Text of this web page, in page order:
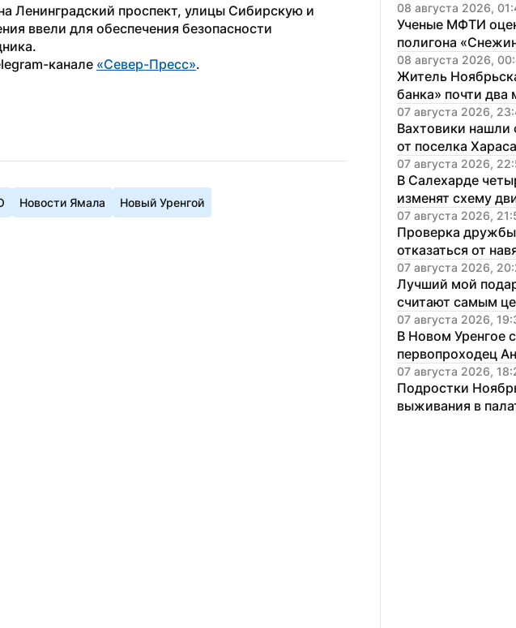
Ленинградский проспект, улицы Сибирскую и
ввели для обеспечения безопасности
канале «Север-Пресс».
Новости Ямала Новый Уренгой
08 августа 2026,
Ученые МФТИ
полигона
08 августа 2026,
Житель
банка» почти
07 августа 2026,
Вахтовики
от поселка
07 августа 2026,
В Салехарде
изменят схему
07 августа 2026,
Проверка
отказаться от
07 августа 2026,
Лучший мой
считают самым
07 августа 2026,
В Новом Уренгое
первопроходец
07 августа 2026,
Подростки
выживания в